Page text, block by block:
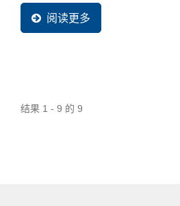
支援...等因素为主要思考因素。
许会因为不同产也而有些变动，
阅读更多
结果 1 - 9 的 9